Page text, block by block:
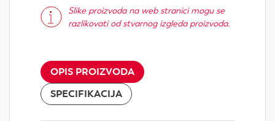
Slike proizvoda na web stranici mogu se
razlikovati od stvarnog izgleda proizvoda.
OPIS PROIZVODA
SPECIFIKACIJA